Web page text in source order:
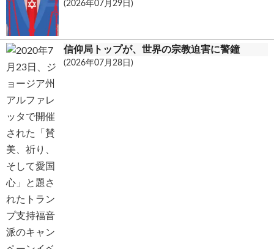
(2026年07月29日)
信仰局トップが、世界の宗教迫害に警鐘
(2026年07月28日)